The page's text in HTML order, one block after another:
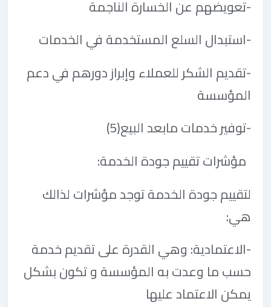
-تعويضهم عن الخسارة الناجمة
-استبدال السلع المستخدمة في الخدمات
-تقديم الشكر للعملاء وإبراز دورهم في دعم
المؤسسة
-توفير خدمات مابعد البيع(5)
مؤشرات تقييم جودة الخدمة:
لتقييم جودة الخدمة توجد مؤشرات لذالك
هي:
-الاعتمادية: وهي القدرة على تقديم خدمة
حسب ما وعدت به المؤسسة و تكون بشكل
يمكن الاعتماد عليها